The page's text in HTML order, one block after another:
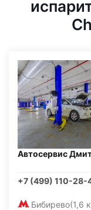
Автосервис
+7 (499) 110-28-
Бибирево(1,6